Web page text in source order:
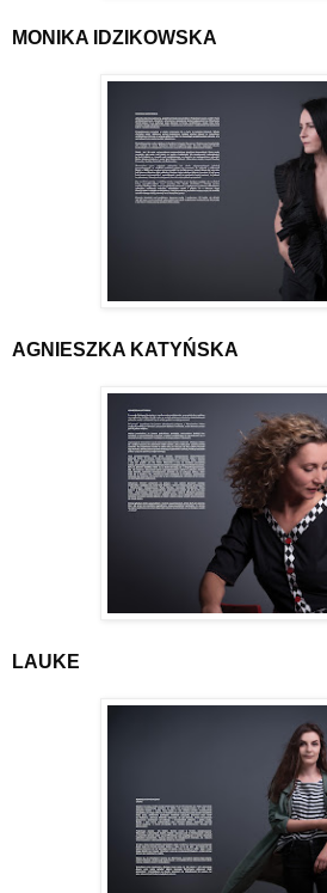
MONIKA IDZIKOWSKA
AGNIESZKA KATYŃSKA
LAUKE